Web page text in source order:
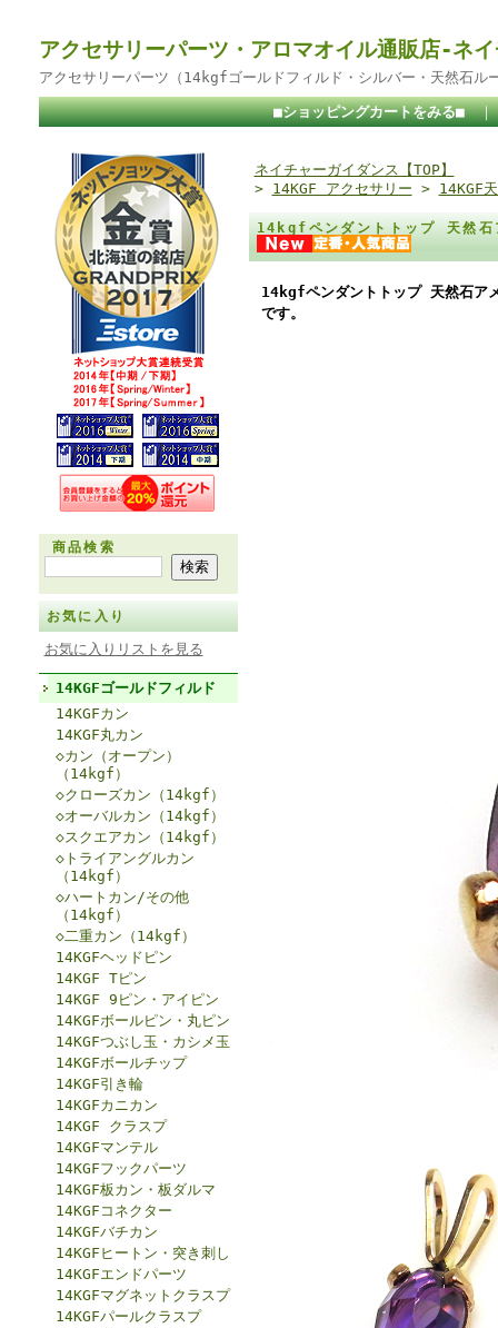
アクセサリーパーツ・アロマオイル通販店-ネ
アクセサリーパーツ（14kgfゴールドフィルド・シルバー・天然石ル
■ショッピングカートをみる■
商品検索
お気に入り
お気に入りリストを見る
14KGFゴールドフィルド
14KGFカン
14KGF丸カン
◇カン（オープン）
（14kgf）
◇クローズカン（14kgf）
◇オーバルカン（14kgf）
◇スクエアカン（14kgf）
◇トライアングルカン
（14kgf）
◇ハートカン/その他
（14kgf）
◇二重カン（14kgf）
14KGFヘッドピン
14KGF Tピン
14KGF 9ピン・アイピン
14KGFボールピン・丸ピン
14KGFつぶし玉・カシメ玉
14KGFボールチップ
14KGF引き輪
14KGFカニカン
14KGF クラスプ
14KGFマンテル
14KGFフックパーツ
14KGF板カン・板ダルマ
14KGFコネクター
14KGFバチカン
14KGFヒートン・突き刺し
14KGFエンドパーツ
14KGFマグネットクラスプ
14KGFパールクラスプ
ネイチャーガイダンス【TOP】
> 14KGF アクセサリー > 14KGF
14kgfペンダントトップ 天然石
14kgfペンダントトップ 天然石ア
です。